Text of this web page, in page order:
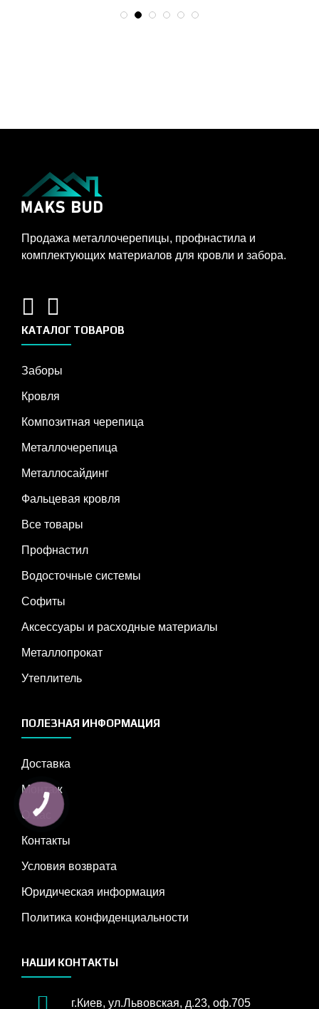
Продажа металлочерепицы, профнастила и
комплектующих материалов для кровли и забора.
КАТАЛОГ ТОВАРОВ
Заборы
Кровля
Композитная черепица
Металлочерепица
Металлосайдинг
Фальцевая кровля
Все товары
Профнастил
Водосточные системы
Софиты
Аксессуары и расходные материалы
Металлопрокат
Утеплитель
ПОЛЕЗНАЯ ИНФОРМАЦИЯ
Доставка
Монтаж
О нас
Контакты
Условия возврата
Юридическая информация
Политика конфиденциальности
НАШИ КОНТАКТЫ
г.Киев, ул.Львовская, д.23, оф.705